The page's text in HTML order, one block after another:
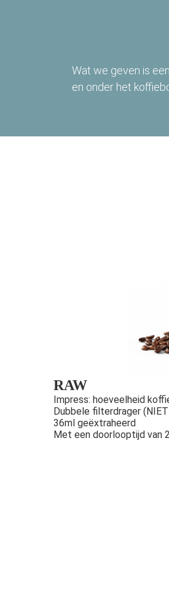
Wat we geven is
en onder het
RAW
Impress: hoeveelheid
Dubbele filterdrager
36ml geëxtraheerd
Met een doorlooptijd van